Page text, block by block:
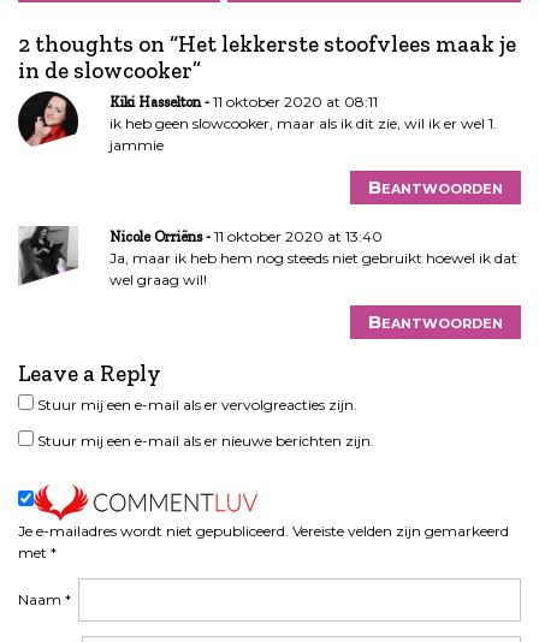
h
t
n
a
a
t
i
2 thoughts on “Het lekkerste stoofvlees maak je
in de slowcooker”
Kiki Hasselton
11 oktober 2020 at 08:11
ik heb geen slowcooker, maar als ik dit zie, wil ik er wel 1.
jammie
Beantwoorden
Nicole Orriëns
11 oktober 2020 at 13:40
Ja, maar ik heb hem nog steeds niet gebruikt hoewel ik dat
wel graag wil!
Beantwoorden
Leave a Reply
Je e-mailadres wordt niet gepubliceerd. Vereiste velden zijn gemarkeerd
met *
Naam *
Stuur mij een e-mail als er vervolgreacties zijn.
Stuur mij een e-mail als er nieuwe berichten zijn.